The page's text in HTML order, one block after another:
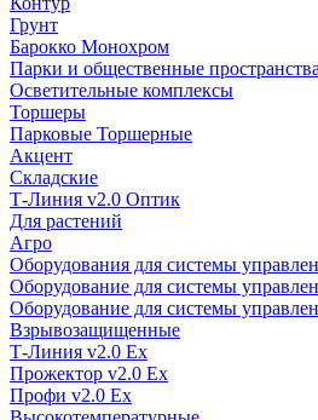
Грунт
Барокко Монохром
Парки и общественные пространства
Осветительные комплексы
Торшеры
Парковые Торшерные
Акцент
Складские
Т-Линия v2.0 Оптик
Для растений
Агро
Оборудования для системы
Оборудование для системы
Оборудование для системы
Взрывозащищенные
Т-Линия v2.0 Ex
Прожектор v2.0 Ex
Профи v2.0 Ex